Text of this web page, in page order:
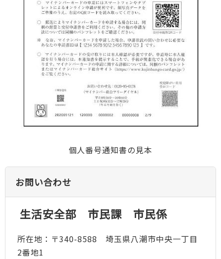
個人番号通知書の見本
お問い合わせ
生活安全部 市民課 市民係
所在地：〒340-8588 埼玉県八潮市中央一丁目
2番地1